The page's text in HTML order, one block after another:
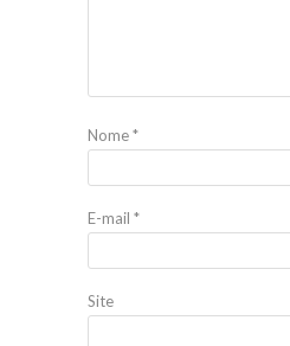
Nome*
E-mail *
Site